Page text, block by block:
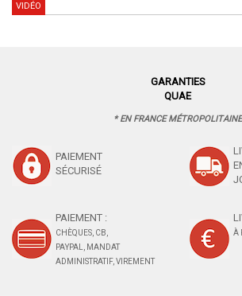
VIDÉO
GARANTIES
QUAE
* EN FRANCE MÉTROPOLITAINE
PAIEMENT
SÉCURISÉ
PAIEMENT :
CHÈQUES, CB,
PAYPAL, MANDAT
ADMINISTRATIF, VIREMENT
À